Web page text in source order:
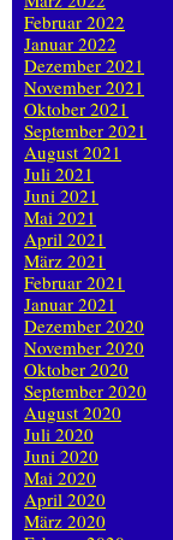
Februar 2022
Januar 2022
Dezember 2021
November 2021
Oktober 2021
September 2021
August 2021
Juli 2021
Juni 2021
Mai 2021
April 2021
März 2021
Februar 2021
Januar 2021
Dezember 2020
November 2020
Oktober 2020
September 2020
August 2020
Juli 2020
Juni 2020
Mai 2020
April 2020
März 2020